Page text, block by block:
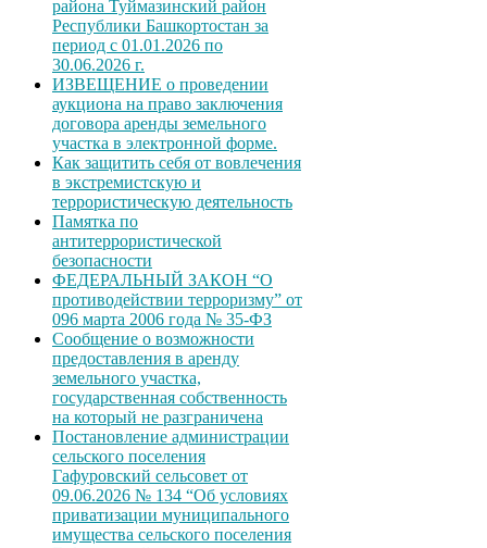
района Туймазинский район
Республики Башкортостан за
период с 01.01.2026 по
30.06.2026 г.
ИЗВЕЩЕНИЕ о проведении
аукциона на право заключения
договора аренды земельного
участка в электронной форме.
Как защитить себя от вовлечения
в экстремистскую и
террористическую деятельность
Памятка по
антитеррористической
безопасности
ФЕДЕРАЛЬНЫЙ ЗАКОН “О
противодействии терроризму” от
096 марта 2006 года № 35-ФЗ
Сообщение о возможности
предоставления в аренду
земельного участка,
государственная собственность
на который не разграничена
Постановление администрации
сельского поселения
Гафуровский сельсовет от
09.06.2026 № 134 “Об условиях
приватизации муниципального
имущества сельского поселения